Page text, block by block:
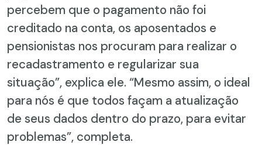
percebem que o pagamento não foi
creditado na conta, os aposentados e
pensionistas nos procuram para realizar o
recadastramento e regularizar sua
situação”, explica ele. “Mesmo assim, o ideal
para nós é que todos façam a atualização
de seus dados dentro do prazo, para evitar
problemas”, completa.